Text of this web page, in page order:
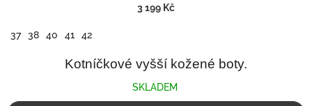
3 199 Kč
37 38 40 41 42
Kotníčkové vyšší kožené boty.
SKLADEM